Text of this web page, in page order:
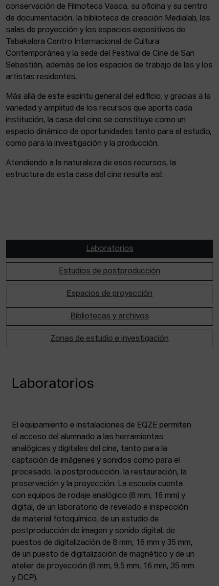
conservación de Filmoteca Vasca, su oficina y su centro
de documentación, la biblioteca de creación Medialab, las
salas de proyección y los espacios expositivos de
Tabakalera Centro Internacional de Cultura
Contemporánea y la sede del Festival de Cine de San
Sebastián, además de los espacios de trabajo de las y los
artistas residentes.
Más allá de este espíritu general del edificio, y gracias a la
variedad y amplitud de los recursos que aporta cada
institución, la casa del cine se constituye como un
espacio dinámico de oportunidades tanto para el estudio,
como para la investigación y la producción.
Atendiendo a la naturaleza de esos recursos, la
estructura de esta casa del cine resulta así:
Laboratorios
Estudios de postproducción
Espacios de proyección
Bibliotecas y archivos
Zonas de estudio e investigación
Laboratorios
El equipamiento e instalaciones de EQZE permiten
el acceso del alumnado a las herramientas
analógicas y digitales del cine, tanto para la
captación de imágenes y sonidos como para el
procesado, la postproducción, la restauración, la
preservación y la proyección. La escuela cuenta
con equipos de rodaje analógico (8 mm, 16 mm) y
digital, de un laboratorio de revelado e inspección
de material fotoquímico, de un estudio de
postproducción de imagen y sonido digital, de
puestos de digitalización de 8 mm, 16 mm y 35 mm,
de un puesto de digitalización de magnético y de un
atelier de proyección (8 mm, 9,5 mm, 16 mm, 35 mm
y DCP).